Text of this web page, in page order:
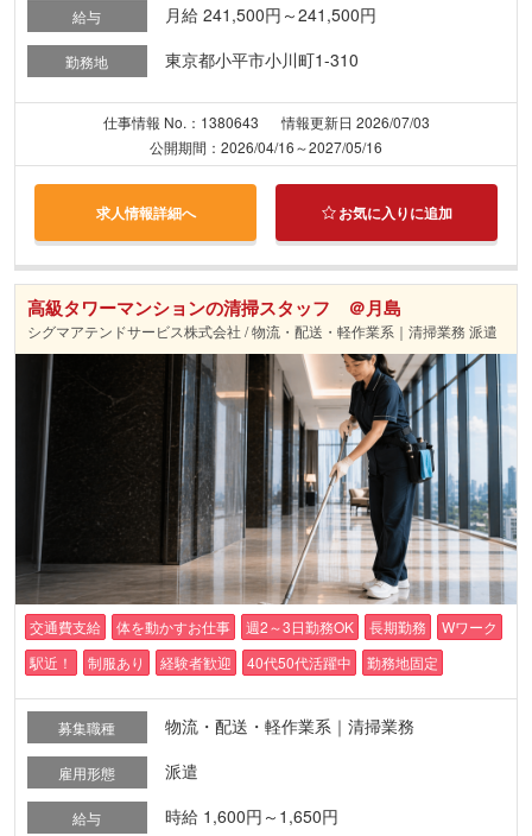
給与 月給 241,500円～241,500円
勤務地 東京都小平市小川町1-310
仕事情報 No.：1380643
情報更新日 2026/07/03
公開期間：2026/04/16～2027/05/16
求人情報詳細へ お気に入りに追加
高級タワーマンションの清掃スタッフ ＠月島
シグマアテンドサービス株式会社 / 物流・配送・軽作業系｜清掃業務 派遣
交通費支給 体を動かすお仕事 週2～3日勤務OK 長期勤務
Wワーク
駅近！
制服あり 経験者歓迎 40代50代活躍中 勤務地固定
募集職種 物流・配送・軽作業系｜清掃業務
雇用形態 派遣
給与 時給 1,600円～1,650円